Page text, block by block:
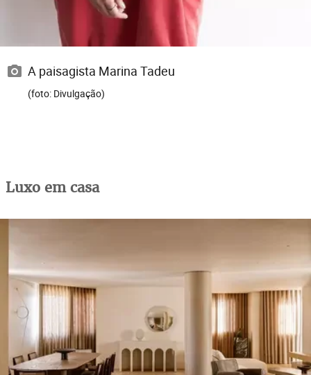
A paisagista Marina Tadeu
(foto: Divulgação)
Luxo em casa